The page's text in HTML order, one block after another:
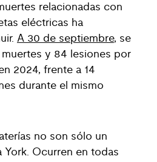
relacionadas con
eléctricas ha
A 30 de septiembre, se
y 84 lesiones por
2024, frente a 14
durante el mismo
no son sólo un
York. Ocurren en todas